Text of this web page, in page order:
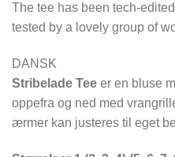
The tee has been tech-
tested by a lovely group of
DANSK
Stribelade Tee er en bluse
oppefra og ned med
ærmer kan justeres til eget